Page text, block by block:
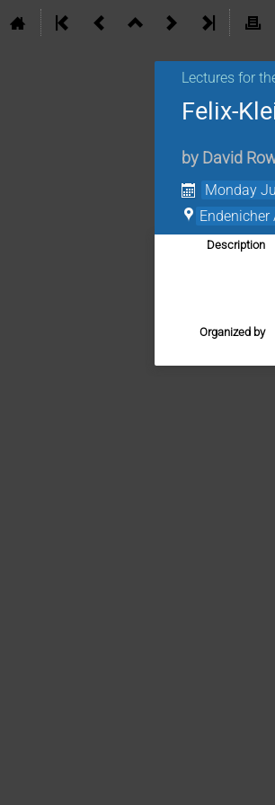
Lectures for
Felix-
by David
Monday
Description
Organized by